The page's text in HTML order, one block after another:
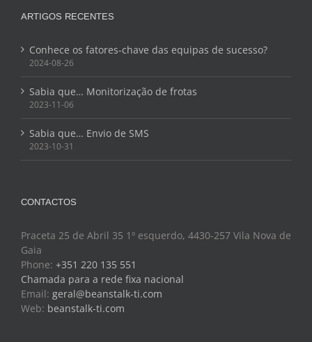
ARTIGOS RECENTES
Conhece os fatores-chave das equipas de sucesso?
2024-08-26
Sabia que… Monitorização de frotas
2023-11-06
Sabia que… Envio de SMS
2023-10-31
CONTACTOS
Praceta 25 de Abril 35 1º esquerdo, 4430-257 Vila Nova de
Gaia
Phone: +351 220 135 551
Chamada para a rede fixa nacional
Email: geral@beanstalk-ti.com
Web: beanstalk-ti.com